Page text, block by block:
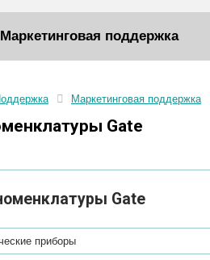
Маркетинговая поддержка
Маркетинговая поддержка
Gate
Gate
приборы